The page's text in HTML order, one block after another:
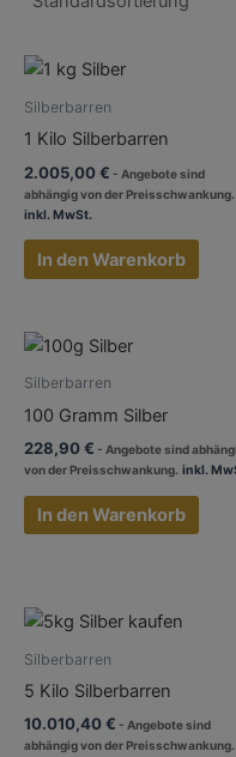
Silberbarren
1 Kilo Silberbarren
2.005,00€
inkl. MwSt.
In den Warenkorb
Silberbarren
100 Gramm Silber
228,90€
inkl.
In den Warenkorb
Silberbarren
5 Kilo Silberbarren
10.010,40€